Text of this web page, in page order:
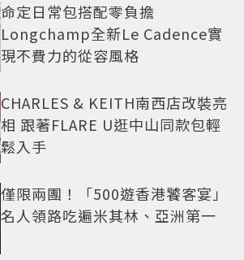
命定日常包搭配零負擔
Longchamp全新Le Cadence實
現不費力的從容風格
CHARLES & KEITH南西店改裝亮
相 跟著FLARE U逛中山同款包輕
鬆入手
僅限兩團！「500遊香港饕客宴」
名人領路吃遍米其林、亞洲第一